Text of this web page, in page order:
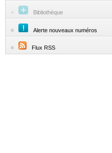
Bibliothèque
Alerte nouveaux numéros
Flux RSS